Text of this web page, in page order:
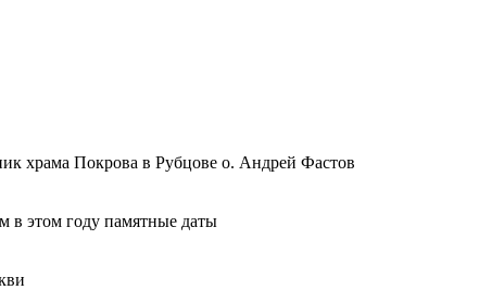
храма Покрова в Рубцове о. Андрей Фастов
в этом году памятные даты